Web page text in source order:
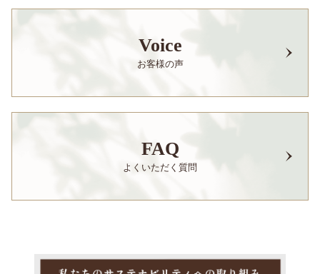
Voice
お客様の声
FAQ
よくいただく質問